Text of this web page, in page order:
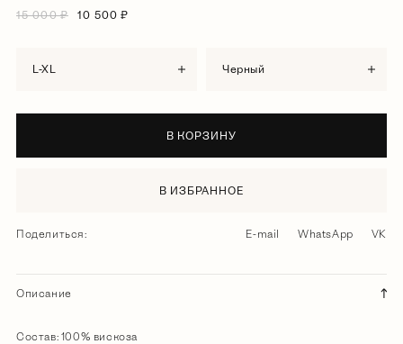
15 000 ₽ 10 500 ₽
L-XL черный
В КОРЗИНУ
В ИЗБРАННОЕ
Поделиться: E-mail WhatsApp VK
Описание
Состав: 100% вискоза